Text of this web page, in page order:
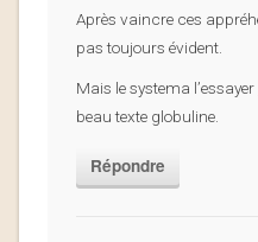
Après vaincre ces
pas toujours évident.
Mais le systema
beau texte globuline.
Répondre